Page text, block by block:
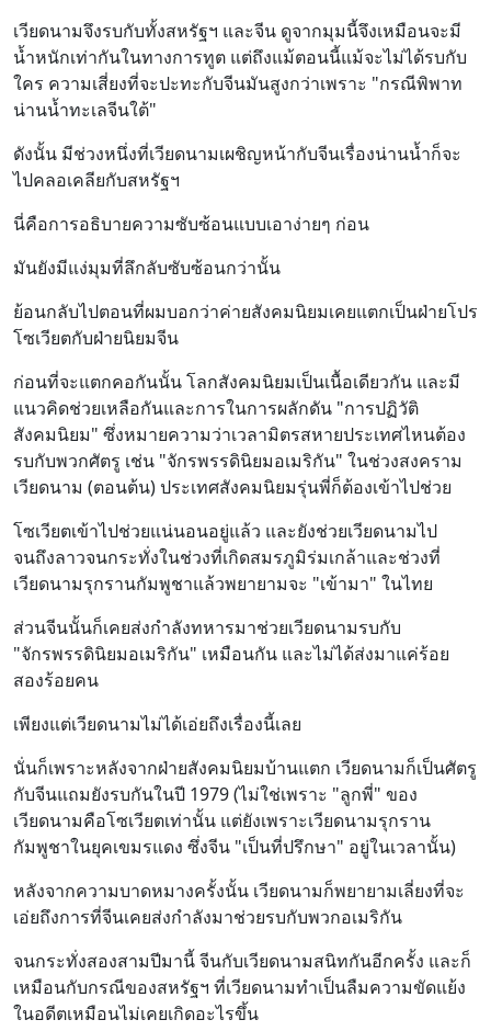
เวียดนามจึงรบกับทั้งสหรัฐฯ และจีน ดูจากมุมนี้จึงเหมือนจะมี
น้ำหนักเท่ากันในทางการทูต แต่ถึงแม้ตอนนี้แม้จะไม่ได้รบกับ
ใคร ความเสี่ยงที่จะปะทะกับจีนมันสูงกว่าเพราะ "กรณีพิพาท
น่านน้ำทะเลจีนใต้"
ดังนั้น มีช่วงหนึ่งที่เวียดนามเผชิญหน้ากับจีนเรื่องน่านน้ำก็จะ
ไปคลอเคลียกับสหรัฐฯ
นี่คือการอธิบายความซับซ้อนแบบเอาง่ายๆ ก่อน
มันยังมีแง่มุมที่ลึกลับซับซ้อนกว่านั้น
ย้อนกลับไปตอนที่ผมบอกว่าค่ายสังคมนิยมเคยแตกเป็นฝ่ายโปร
โซเวียตกับฝ่ายนิยมจีน
ก่อนที่จะแตกคอกันนั้น โลกสังคมนิยมเป็นเนื้อเดียวกัน และมี
แนวคิดช่วยเหลือกันและการในการผลักดัน "การปฏิวัติ
สังคมนิยม" ซึ่งหมายความว่าเวลามิตรสหายประเทศไหนต้อง
รบกับพวกศัตรู เช่น "จักรพรรดินิยมอเมริกัน" ในช่วงสงคราม
เวียดนาม (ตอนต้น) ประเทศสังคมนิยมรุ่นพี่ก็ต้องเข้าไปช่วย
โซเวียตเข้าไปช่วยแน่นอนอยู่แล้ว และยังช่วยเวียดนามไป
จนถึงลาวจนกระทั่งในช่วงที่เกิดสมรภูมิร่มเกล้าและช่วงที่
เวียดนามรุกรานกัมพูชาแล้วพยายามจะ "เข้ามา" ในไทย
ส่วนจีนนั้นก็เคยส่งกำลังทหารมาช่วยเวียดนามรบกับ
"จักรพรรดินิยมอเมริกัน" เหมือนกัน และไม่ได้ส่งมาแค่ร้อย
สองร้อยคน
เพียงแต่เวียดนามไม่ได้เอ่ยถึงเรื่องนี้เลย
นั่นก็เพราะหลังจากฝ่ายสังคมนิยมบ้านแตก เวียดนามก็เป็นศัตรู
กับจีนแถมยังรบกันในปี 1979 (ไม่ใช่เพราะ "ลูกพี่" ของ
เวียดนามคือโซเวียตเท่านั้น แต่ยังเพราะเวียดนามรุกราน
กัมพูชาในยุคเขมรแดง ซึ่งจีน "เป็นที่ปรึกษา" อยู่ในเวลานั้น)
หลังจากความบาดหมางครั้งนั้น เวียดนามก็พยายามเลี่ยงที่จะ
เอ่ยถึงการที่จีนเคยส่งกำลังมาช่วยรบกับพวกอเมริกัน
จนกระทั่งสองสามปีมานี้ จีนกับเวียดนามสนิทกันอีกครั้ง และก็
เหมือนกับกรณีของสหรัฐฯ ที่เวียดนามทำเป็นลืมความขัดแย้ง
ในอดีตเหมือนไม่เคยเกิดอะไรขึ้น